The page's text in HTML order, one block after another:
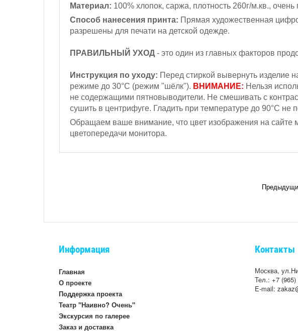
Материал: 100% хлопок, саржа, плотность 260г/м.кв., очень
Способ нанесения принта: Прямая художественная
разрешены для печати на детской одежде.
ПРАВИЛЬНЫЙ УХОД - это один из главных факторов
Инструкция по уходу: Перед стиркой вывернуть изделие
режиме до 30°С (режим "шёлк"). ВНИМАНИЕ: Нельзя
не содержащими пятновыводители. Не смешивать с
сушить в центрифуге. Гладить при температуре до 90°С не
Обращаем ваше внимание, что цвет изображения на сайте
цветопередачи монитора.
Информация
Главная
О проекте
Поддержка проекта
Театр "Наивно? Очень"
Экскурсия по галерее
Заказ и доставка
Контакты
Москва,
Тел.: +7 (965)
E-mail: